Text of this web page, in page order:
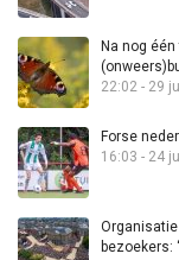
Na nog
22:02 - 29
Forse
16:03 - 24
bezoekers: